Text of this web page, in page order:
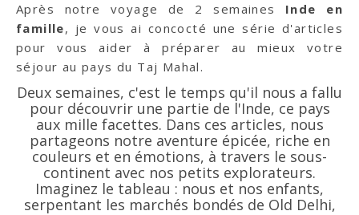
Après notre voyage de 2 semaines Inde en
famille, je vous ai concocté une série d'articles
pour vous aider à préparer au mieux votre
séjour au pays du Taj Mahal.
Deux semaines, c'est le temps qu'il nous a fallu
pour découvrir une partie de l'Inde, ce pays
aux mille facettes. Dans ces articles, nous
partageons notre aventure épicée, riche en
couleurs et en émotions, à travers le sous-
continent avec nos petits explorateurs.
Imaginez le tableau : nous et nos enfants,
serpentant les marchés bondés de Old Delhi,